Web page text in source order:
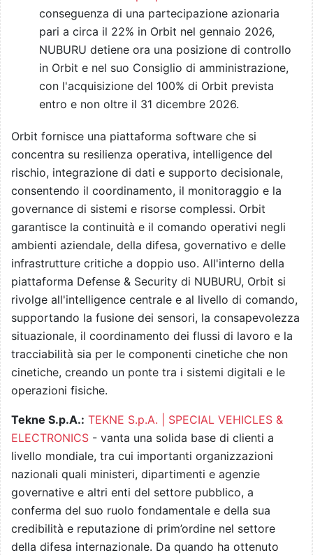
conseguenza di una partecipazione azionaria
pari a circa il 22% in Orbit nel gennaio 2026,
NUBURU detiene ora una posizione di controllo
in Orbit e nel suo Consiglio di amministrazione,
con l'acquisizione del 100% di Orbit prevista
entro e non oltre il 31 dicembre 2026.
Orbit fornisce una piattaforma software che si
concentra su resilienza operativa, intelligence del
rischio, integrazione di dati e supporto decisionale,
consentendo il coordinamento, il monitoraggio e la
governance di sistemi e risorse complessi. Orbit
garantisce la continuità e il comando operativi negli
ambienti aziendale, della difesa, governativo e delle
infrastrutture critiche a doppio uso. All'interno della
piattaforma Defense & Security di NUBURU, Orbit si
rivolge all'intelligence centrale e al livello di comando,
supportando la fusione dei sensori, la consapevolezza
situazionale, il coordinamento dei flussi di lavoro e la
tracciabilità sia per le componenti cinetiche che non
cinetiche, creando un ponte tra i sistemi digitali e le
operazioni fisiche.
Tekne S.p.A.: TEKNE S.p.A. | SPECIAL VEHICLES &
ELECTRONICS - vanta una solida base di clienti a
livello mondiale, tra cui importanti organizzazioni
nazionali quali ministeri, dipartimenti e agenzie
governative e altri enti del settore pubblico, a
conferma del suo ruolo fondamentale e della sua
credibilità e reputazione di prim’ordine nel settore
della difesa internazionale. Da quando ha ottenuto